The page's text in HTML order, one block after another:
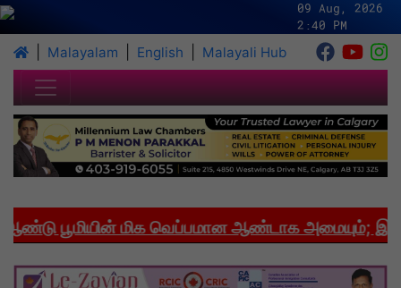
09 Aug, 2026
2:40 PM
Malayalam English Malayali Hub
பூமியின் மிக வெப்பமான ஆண்டாக அமையும்;